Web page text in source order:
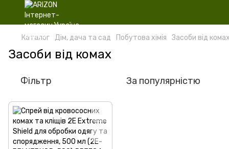
Каталог Дім, дача та сад Побутова хімія Засоби від
Засоби від комах
Фільтр За популярністю